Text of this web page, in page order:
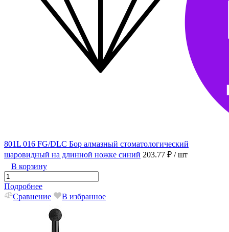
801L 016 FG/DLC Бор алмазный стоматологический
шаровидный на длинной ножке синий 203.77 ₽ / шт
В корзину
Подробнее
Сравнение
В избранное